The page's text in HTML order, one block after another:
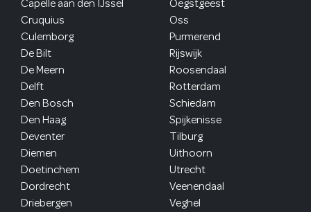
Capelle aan den IJssel
Cruquius
Culemborg
De Bilt
De Meern
Delft
Den Bosch
Den Haag
Deventer
Diemen
Doetinchem
Dordrecht
Driebergen
Oegstgeest
Oss
Purmerend
Rijswijk
Roosendaal
Rotterdam
Schiedam
Spijkenisse
Tilburg
Uithoorn
Utrecht
Veenendaal
Veghel